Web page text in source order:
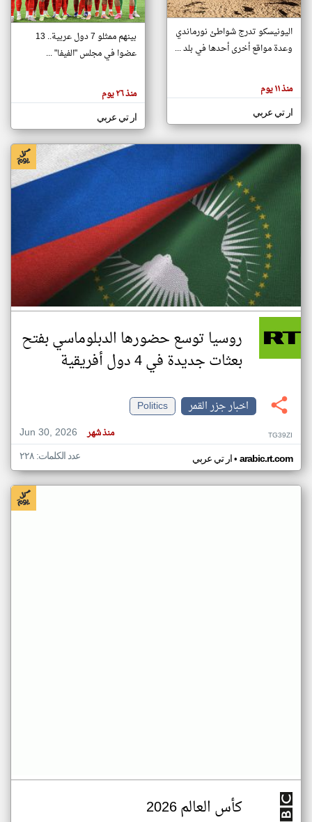
تغيير الدولة
اخبار جزر القمر على مدار الساعة
أهم اخبار جزر القمر العاجلة والمباشرة
هنا عن
وجهة
كاتبيها.
اليونيسكو تدرج شواطئ نورماندي
وعدة مواقع أخرى أحدها في بلد ...
منذ ١١ يوم
ار تي عربي
بينهم ممثلو 7 دول عربية.. 13
عضوا في مجلس "الفيفا" ...
منذ ٢٦ يوم
ار تي عربي
روسيا توسع حضورها الدبلوماسي بفتح
بعثات جديدة في 4 دول أفريقية
اخبار جزر القمر
Politics
Jun 30, 2026
منذ شهر TG39ZI
ار تي عربي• arabic.rt.com عدد الكلمات: ٢٢٨
كأس العالم 2026
klyoum.com